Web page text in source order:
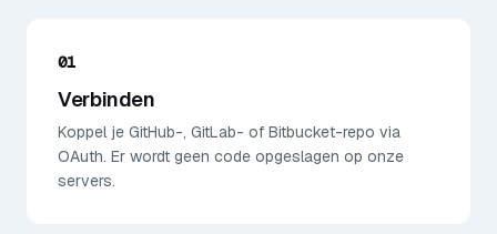
01
Verbinden
Koppel je GitHub-, GitLab- of Bitbucket-repo via
OAuth. Er wordt geen code opgeslagen op onze
servers.